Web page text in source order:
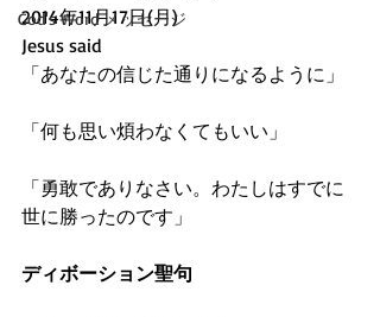
God's Word メッセージ
2014年11月17日(月)
Jesus said
「あなたの信じた通りになるように」
「何も思い煩わなくてもいい」
「勇敢でありなさい。わたしはすでに
世に勝ったのです」
ディボーション聖句